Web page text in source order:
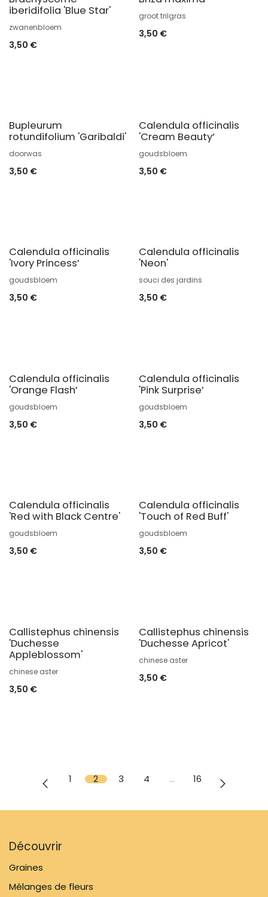
iberidifolia 'Blue Star'
zwanenbloem
3,50 €
groot trilgras
3,50 €
Bupleurum
rotundifolium 'Garibaldi'
doorwas
3,50 €
Calendula officinalis
'Cream Beauty’
goudsbloem
3,50 €
Calendula officinalis
'Ivory Princess’
goudsbloem
3,50 €
Calendula officinalis
'Neon'
souci des jardins
3,50 €
Calendula officinalis
'Orange Flash’
goudsbloem
3,50 €
Calendula officinalis
'Pink Surprise’
goudsbloem
3,50 €
Calendula officinalis
'Red with Black Centre'
goudsbloem
3,50 €
Calendula officinalis
'Touch of Red Buff'
goudsbloem
3,50 €
Callistephus chinensis
'Duchesse
Appleblossom'
chinese aster
3,50 €
Callistephus chinensis
'Duchesse Apricot'
chinese aster
3,50 €
1 2 3 4 … 16
Découvrir
Graines
Mélanges de fleurs